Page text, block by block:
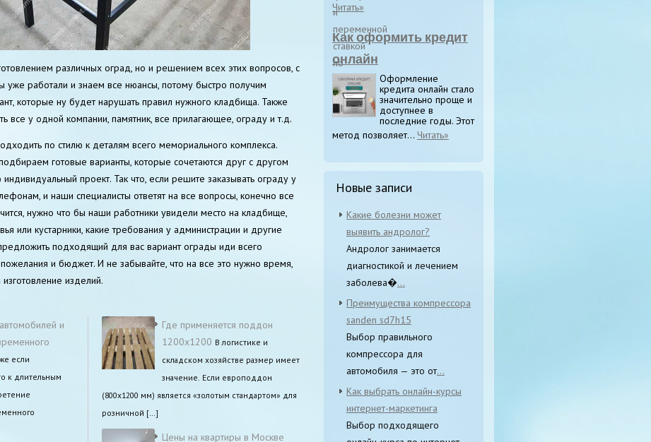
различных оград, но и решением всех этих вопросов, с
уже работали и знаем все нюансы, потому быстро получим
которые ну будет нарушать правил нужного кладбища. Также
все у одной компании, памятник, все прилагающее, ограду и т.д.
по стилю к деталям всего мемориального комплекса.
готовые варианты, которые сочетаются друг с другом
проект. Так что, если решите заказывать ограду у
и наши специалисты ответят на все вопросы, конечно все
нужно что бы наши работники увидели место на кладбище,
или кустарники, какие требования у администрации и другие
подходящий для вас вариант ограды иди всего
и бюджет. И не забывайте, что на все это нужно время,
изделий.
и
если
к длительным
Где применяется поддон
1200х1200 В логистике и
складском хозяйстве размер имеет
значение. Если европоддон
(800х1200 мм) является «золотым стандартом» для
розничной […]
Цены на квартиры в Москве
Читать»
Как оформить кредит
онлайн
Оформление
кредита онлайн стало
значительно проще и
доступнее в
последние годы. Этот
метод позволяет... Читать»
Новые записи
Какие болезни может
выявить андролог?
Андролог занимается
диагностикой и лечением
заболева�...
Преимущества компрессора
sanden sd7h15
Выбор правильного
компрессора для
автомобиля — это от...
Как выбрать онлайн-курсы
интернет-маркетинга
Выбор подходящего